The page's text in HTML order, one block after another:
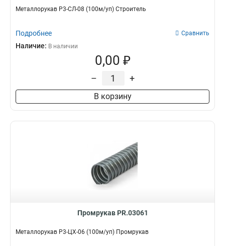
Металлорукав Р3-СЛ-08 (100м/уп) Строитель
Подробнее Сравнить
Наличие: В наличии
0,00 ₽
– +
В корзину
Промрукав PR.03061
Металлорукав Р3-ЦХ-06 (100м/уп) Промрукав